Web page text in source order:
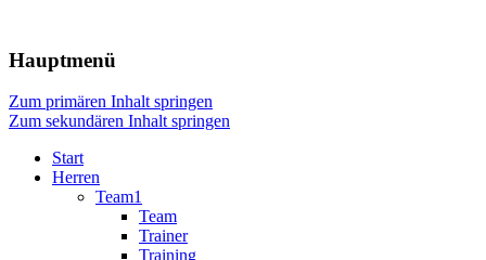
TSV Frommern-Dürrwangen
Fussball
Hauptmenü
Zum primären Inhalt springen
Zum sekundären Inhalt springen
Start
Herren
Team1
Team
Trainer
Training